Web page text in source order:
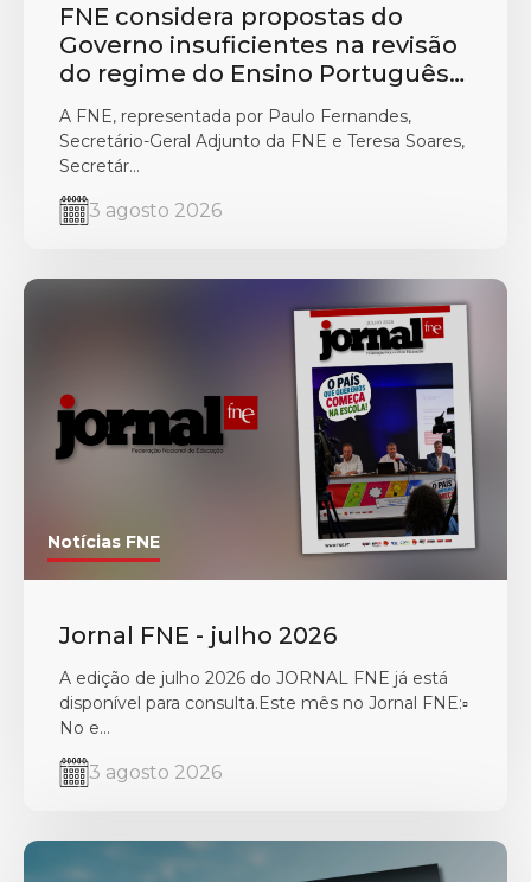
FNE considera propostas do
Governo insuficientes na revisão
do regime do Ensino Português
no Estrangeiro
A FNE, representada por Paulo Fernandes,
Secretário-Geral Adjunto da FNE e Teresa Soares,
Secretár...
3 agosto 2026
Notícias FNE
Jornal FNE - julho 2026
A edição de julho 2026 do JORNAL FNE já está
disponível para consulta.Este mês no Jornal FNE:▫️
No e...
3 agosto 2026